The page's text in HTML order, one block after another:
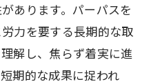
あります。パーパスを
力を要する長期的な取
解し、焦らず着実に進
期的な成果に捉われ